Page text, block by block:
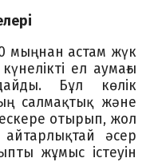
мыңнан астам жүк
ел аумағы
Бұл көлік
салмақтық және
отырып, жол
әсер
жұмыс істеуін